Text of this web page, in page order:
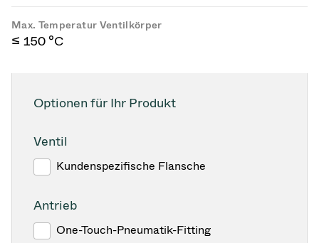
Max. Temperatur Ventilkörper
≤ 150 °C
Optionen für Ihr Produkt
Ventil
Kundenspezifische Flansche
Antrieb
One-Touch-Pneumatik-Fitting